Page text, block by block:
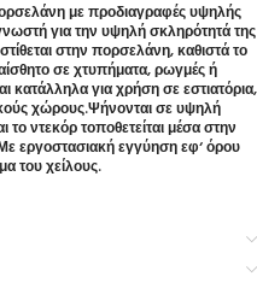
με προδιαγραφές υψηλής
για την υψηλή σκληρότητά της
στην πορσελάνη, καθιστά το
σε χτυπήματα, ρωγμές ή
κατάλληλα για χρήση σε εστιατόρια,
χώρους.Ψήνονται σε υψηλή
ντεκόρ τοποθετείται μέσα στην
εργοστασιακή εγγύηση εφ‘ όρου
του χείλους.